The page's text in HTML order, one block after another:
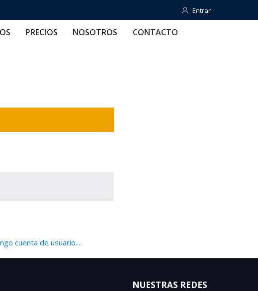
Entrar
Entrar
PRECIOS NOSOTROS CONTACTO
cuenta de usuario...
NUESTRAS REDES